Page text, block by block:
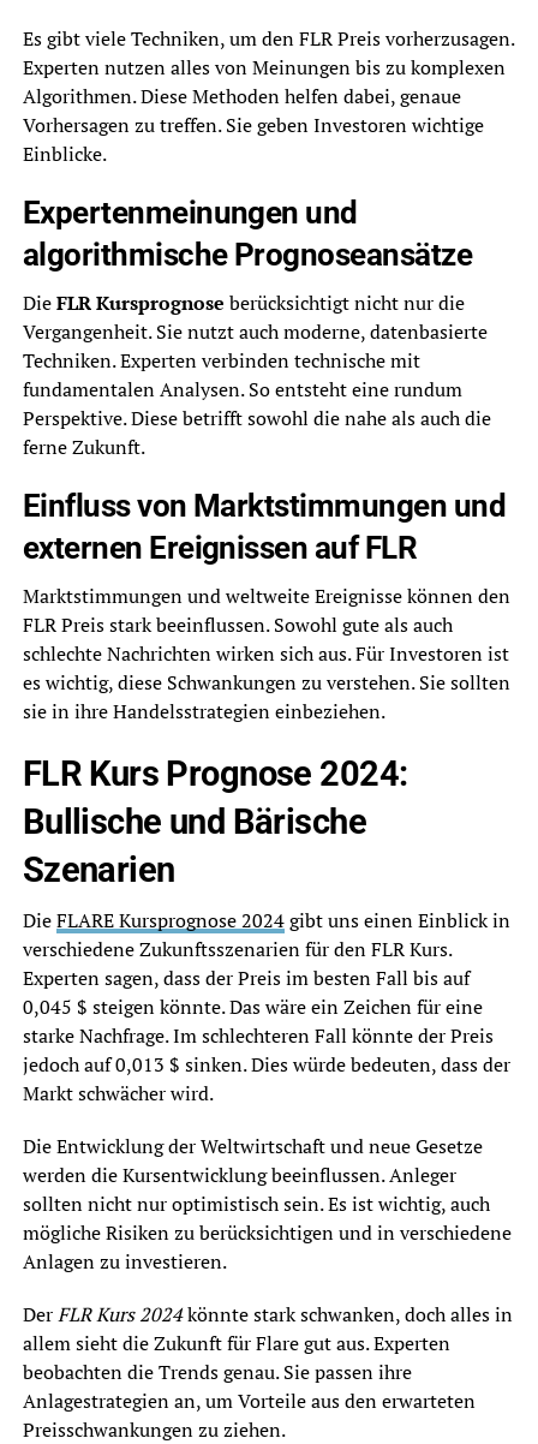
Es gibt viele Techniken, um den FLR Preis vorherzusagen.
Experten nutzen alles von Meinungen bis zu komplexen
Algorithmen. Diese Methoden helfen dabei, genaue
Vorhersagen zu treffen. Sie geben Investoren wichtige
Einblicke.
Expertenmeinungen und
algorithmische Prognoseansätze
DieFLR Kursprognose berücksichtigt nicht nur die
Vergangenheit. Sie nutzt auch moderne, datenbasierte
Techniken. Experten verbinden technische mit
fundamentalen Analysen. So entsteht eine rundum
Perspektive. Diese betrifft sowohl die nahe als auch die
ferne Zukunft.
Einfluss von Marktstimmungen und
externen Ereignissen auf FLR
Marktstimmungen und weltweite Ereignisse können den
FLR Preis stark beeinflussen. Sowohl gute als auch
schlechte Nachrichten wirken sich aus. Für Investoren ist
es wichtig, diese Schwankungen zu verstehen. Sie sollten
sie in ihre Handelsstrategien einbeziehen.
FLR Kurs Prognose 2024:
Bullische und Bärische
Szenarien
DieFLARE Kursprognose 2024gibt uns einen Einblick in
verschiedene Zukunftsszenarien für den FLR Kurs.
Experten sagen, dass der Preis im besten Fall bis auf
0,045 $ steigen könnte. Das wäre ein Zeichen für eine
starke Nachfrage. Im schlechteren Fall könnte der Preis
jedoch auf 0,013 $ sinken. Dies würde bedeuten, dass der
Markt schwächer wird.
Die Entwicklung der Weltwirtschaft und neue Gesetze
werden die Kursentwicklung beeinflussen. Anleger
sollten nicht nur optimistisch sein. Es ist wichtig, auch
mögliche Risiken zu berücksichtigen und in verschiedene
Anlagen zu investieren.
DerFLR Kurs 2024könnte stark schwanken, doch alles in
allem sieht die Zukunft für Flare gut aus. Experten
beobachten die Trends genau. Sie passen ihre
Anlagestrategien an, um Vorteile aus den erwarteten
Preisschwankungen zu ziehen.